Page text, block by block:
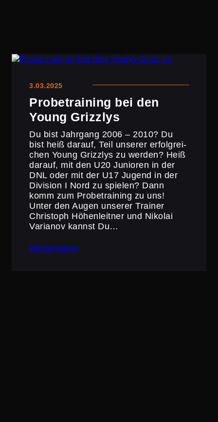
3.03.2025
Probe­trai­ning bei den
Young Grizzlys
Du bist Jahrgang 2006 – 2010? Du
bist heiß darauf, Teil unserer erfolg­rei­
chen Young Grizzlys zu werden? Heiß
darauf, mit den U20 Junioren in der
DNL oder mit der U17 Jugend in der
Division I Nord zu spielen? Dann
komm zum Probe­trai­ning zu uns!
Unter den Augen unserer Trainer
Christoph Höhen­leitner und Nikolai
Varianov kannst Du…
Weiterlesen